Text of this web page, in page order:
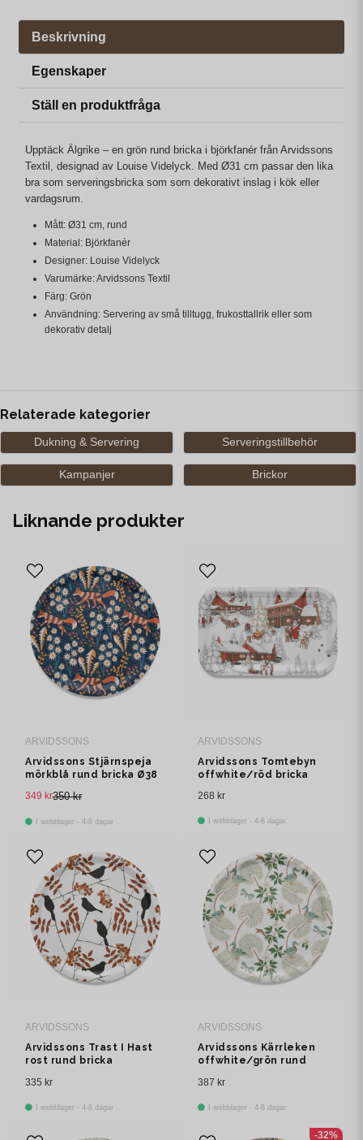
Beskrivning
Egenskaper
Ställ en produktfråga
Upptäck Älgrike – en grön rund bricka i björkfanér från Arvidssons
Textil, designad av Louise Videlyck. Med Ø31 cm passar den lika
bra som serveringsbricka som som dekorativt inslag i kök eller
vardagsrum.
Mått: Ø31 cm, rund
Material: Björkfanér
Designer: Louise Videlyck
Varumärke: Arvidssons Textil
Färg: Grön
Användning: Servering av små tilltugg, frukosttallrik eller som
dekorativ detalj
Relaterade kategorier
Dukning & Servering Serveringstillbehör
Kampanjer Brickor
Liknande produkter
ARVIDSSONS
Arvidssons Stjärnspeja
mörkblå rund bricka Ø38
350 kr
349 kr
I webblager - 4-8 dagar
ARVIDSSONS
Arvidssons Tomtebyn
offwhite/röd bricka
268 kr
I webblager - 4-8 dagar
ARVIDSSONS
Arvidssons Trast I Hast
rost rund bricka
335 kr
I webblager - 4-8 dagar
ARVIDSSONS
Arvidssons Kärrleken
offwhite/grön rund
387 kr
I webblager - 4-8 dagar
-32%